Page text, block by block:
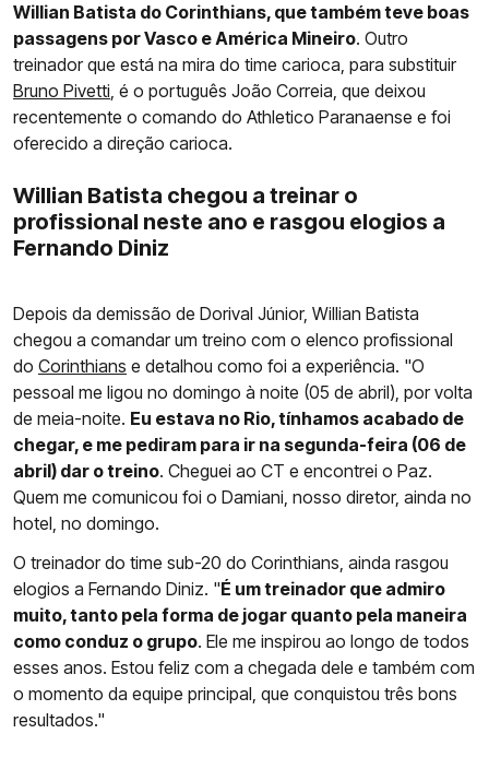
Willian Batista do Corinthians, que também teve boas
passagens por Vasco e América Mineiro. Outro
treinador que está na mira do time carioca, para substituir
Bruno Pivetti, é o português João Correia, que deixou
recentemente o comando do Athletico Paranaense e foi
oferecido a direção carioca.
Willian Batista chegou a treinar o
profissional neste ano e rasgou elogios a
Fernando Diniz
Depois da demissão de Dorival Júnior, Willian Batista
chegou a comandar um treino com o elenco profissional
do Corinthians e detalhou como foi a experiência. "O
pessoal me ligou no domingo à noite (05 de abril), por volta
de meia-noite. Eu estava no Rio, tínhamos acabado de
chegar, e me pediram para ir na segunda-feira (06 de
abril) dar o treino. Cheguei ao CT e encontrei o Paz.
Quem me comunicou foi o Damiani, nosso diretor, ainda no
hotel, no domingo.
O treinador do time sub-20 do Corinthians, ainda rasgou
elogios a Fernando Diniz. "É um treinador que admiro
muito, tanto pela forma de jogar quanto pela maneira
como conduz o grupo. Ele me inspirou ao longo de todos
esses anos. Estou feliz com a chegada dele e também com
o momento da equipe principal, que conquistou três bons
resultados."